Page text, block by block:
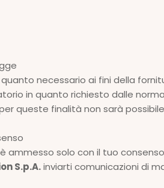
necessario ai fini della
in quanto richiesto dalle
queste finalità non sarà
solo con il tuo
S.p.A.inviarti comunicazioni di